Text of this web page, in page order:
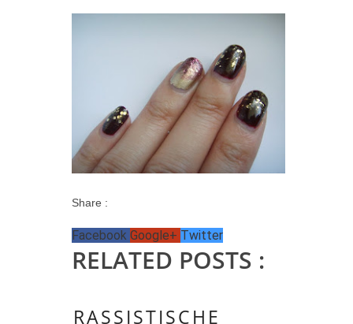
Share :
Facebook Google+ Twitter
RELATED POSTS :
RASSISTISCHE